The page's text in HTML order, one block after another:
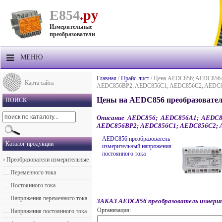
Е854.ру
Измерительные
преобразователи
МЕНЮ
О компании
Продукция
Прайс-лист
Контакты
Главная / Прайс-лист / Цена AEDC856;
AEDC856BP2; AEDC856C1; AEDC856C2;
Цены на AEDC856
Описание AEDC856; AEDC856A1;
AEDC856BP2; AEDC856C1; AEDC856C2;
AEDC856 преобразователь
измерительный напряжения
постоянного тока
ЗАКАЗ AEDC856 преобразователь
Организация:
Карта сайта
ПОИСК
Каталог продукции
› Преобразователи измерительные
… Переменного тока
… Постоянного тока
… Напряжения переменного тока
… Напряжения постоянного тока